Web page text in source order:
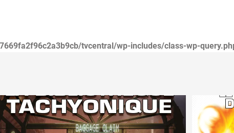
tvcentral/wp-includes/class-wp-